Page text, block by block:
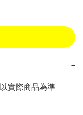
−
實際商品為準